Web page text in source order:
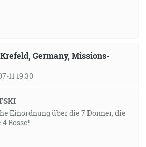
Krefeld, Germany, Missions-
11 19:30
Einordnung über die 7 Donner, die
Rosse!